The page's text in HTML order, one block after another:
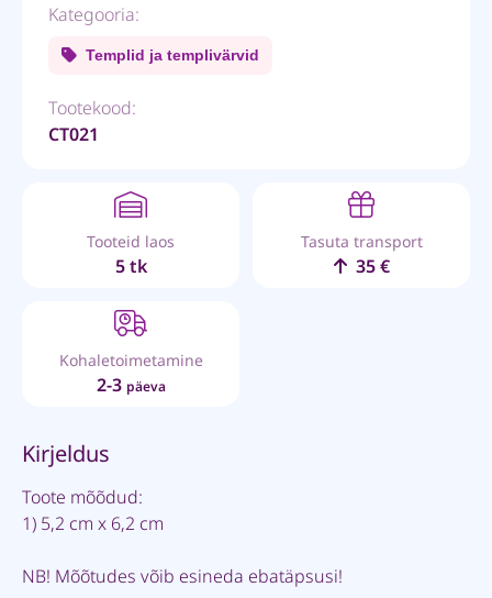
Kategooria:
Templid ja templivärvid
Tootekood:
CT021
Tooteid laos
5 tk
Tasuta transport
35 €
Kohaletoimetamine
2-3 päeva
Kirjeldus
Toote mõõdud:
1) 5,2 cm x 6,2 cm
NB! Mõõtudes võib esineda ebatäpsusi!